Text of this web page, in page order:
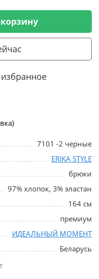
7101 -2 черные
ERIKA STYLE
брюки
97% хлопок, 3% эластан
164 см
премиум
ИДЕАЛЬНЫЙ МОМЕНТ
Беларусь